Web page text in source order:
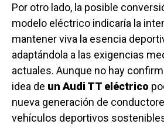
Por otro lado, la posible
modelo eléctrico indicaría la
mantener viva la esencia
adaptándola a las exigencias
actuales. Aunque no hay
idea de un Audi TT eléctrico
nueva generación de
vehículos deportivos